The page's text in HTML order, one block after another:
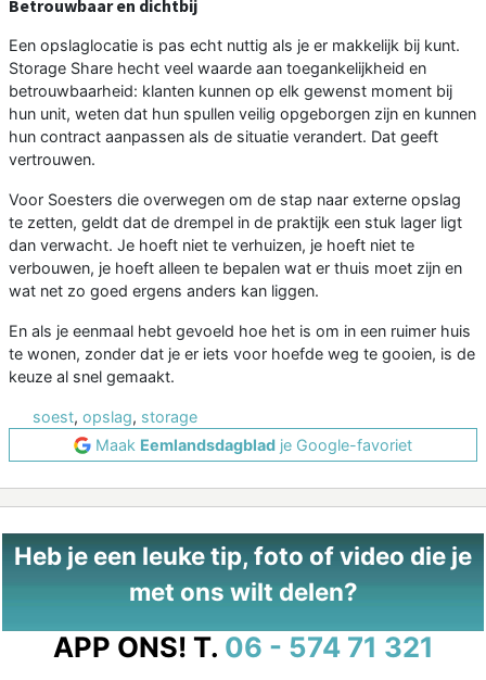
Betrouwbaar en dichtbij
Een opslaglocatie is pas echt nuttig als je er makkelijk bij kunt.
Storage Share hecht veel waarde aan toegankelijkheid en
betrouwbaarheid: klanten kunnen op elk gewenst moment bij
hun unit, weten dat hun spullen veilig opgeborgen zijn en kunnen
hun contract aanpassen als de situatie verandert. Dat geeft
vertrouwen.
Voor Soesters die overwegen om de stap naar externe opslag
te zetten, geldt dat de drempel in de praktijk een stuk lager ligt
dan verwacht. Je hoeft niet te verhuizen, je hoeft niet te
verbouwen, je hoeft alleen te bepalen wat er thuis moet zijn en
wat net zo goed ergens anders kan liggen.
En als je eenmaal hebt gevoeld hoe het is om in een ruimer huis
te wonen, zonder dat je er iets voor hoefde weg te gooien, is de
keuze al snel gemaakt.
soest, opslag, storage
Maak Eemlandsdagblad je Google-favoriet
Heb je een leuke tip, foto of video die je
met ons wilt delen?
APP ONS! T. 06 - 574 71 321